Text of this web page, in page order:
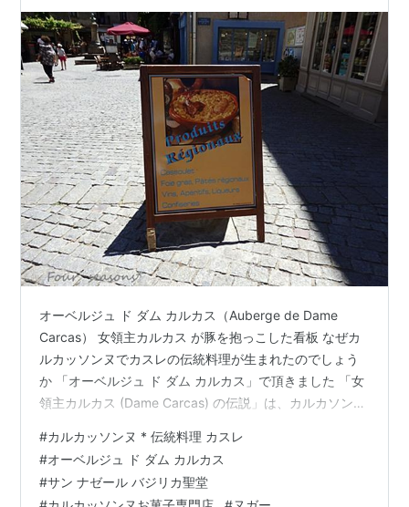
オーベルジュ ド ダム カルカス（Auberge de Dame
Carcas） 女領主カルカス が豚を抱っこした看板 なぜカ
ルカッソンヌでカスレの伝統料理が生まれたのでしょう
か 「オーベルジュ ド ダム カルカス」で頂きました 「女
領主カルカス (Dame Carcas) の伝説」は、カルカソンヌ
の占領下にあった頃、侵略しようとしたカール大帝は市
門の前に陣を敷き攻囲戦を行った。この攻囲は五年を超
えたが、この時、夫の大公亡き後シテの騎士団を率いて
#カルカッソンヌ * 伝統料理 カスレ
#オーベルジュ ド ダム カルカス
#サン ナゼール バジリカ聖堂